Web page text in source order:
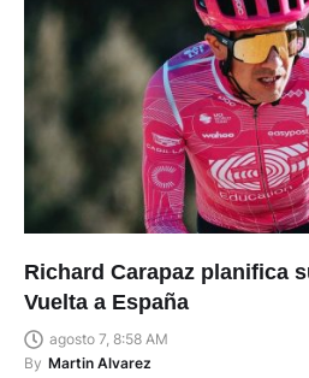
Richard Carapaz planifica
Vuelta a España
agosto 7, 8:58 AM
By Martin Alvarez